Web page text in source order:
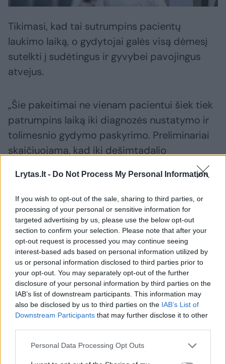
Lrytas.lt - Do Not Process My Personal Information
If you wish to opt-out of the sale, sharing to third parties, or
processing of your personal or sensitive information for
targeted advertising by us, please use the below opt-out
section to confirm your selection. Please note that after your
opt-out request is processed you may continue seeing
interest-based ads based on personal information utilized by
us or personal information disclosed to third parties prior to
your opt-out. You may separately opt-out of the further
disclosure of your personal information by third parties on the
IAB’s list of downstream participants. This information may
also be disclosed by us to third parties on the IAB’s List of
Downstream Participants that may further disclose it to other
Personal Data Processing Opt Outs
Tikimasi, kad tai sutrumpins pacientų
laukimo laiką, o gydytojai galės visą dėmesį
sutelkti į sudėtingus ir gyvybei pavojingus
atvejus.
„Šie pakeitimai ne vienam pacientui šiek tiek
patrumpins laiką iki diagnozės nustatymo ir
tolimesnio gydymo paskyrimo. Preliminariai
skaičiuojama, kad iki dešimtadalio
skubiosios medicinos pagalbos paslaugų
galės būti suteiktos išplėstinės praktikos
slaugytojų, kurie palaipsniui tampa
neatsiejama medikų bendruomenės dalimi
mūsų gydymo įstaigose“, – pranešime
cituojamas sveikatos apsaugos viceministras
Skirmantas Krunkaitis.
SAM ketvirtadienį pranešė inicijavusi teisės
aktų pakeitimus, kuriais SMP specializacijos
išplėstinės praktikos slaugytojams
suteikiama daugiau savarankiškumo teikti
SMP paslaugas stacionarinių sveikatos